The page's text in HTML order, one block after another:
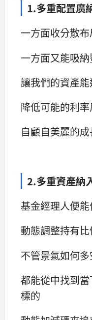
1.多重配置廣
一方面收分散
一方面又能吸
讓我們的資產能
降低可能的利
自顧自美麗的
2.多重資產納
基金經理人便
動態調整持有比
不管景氣如何
都能從中找到
標的